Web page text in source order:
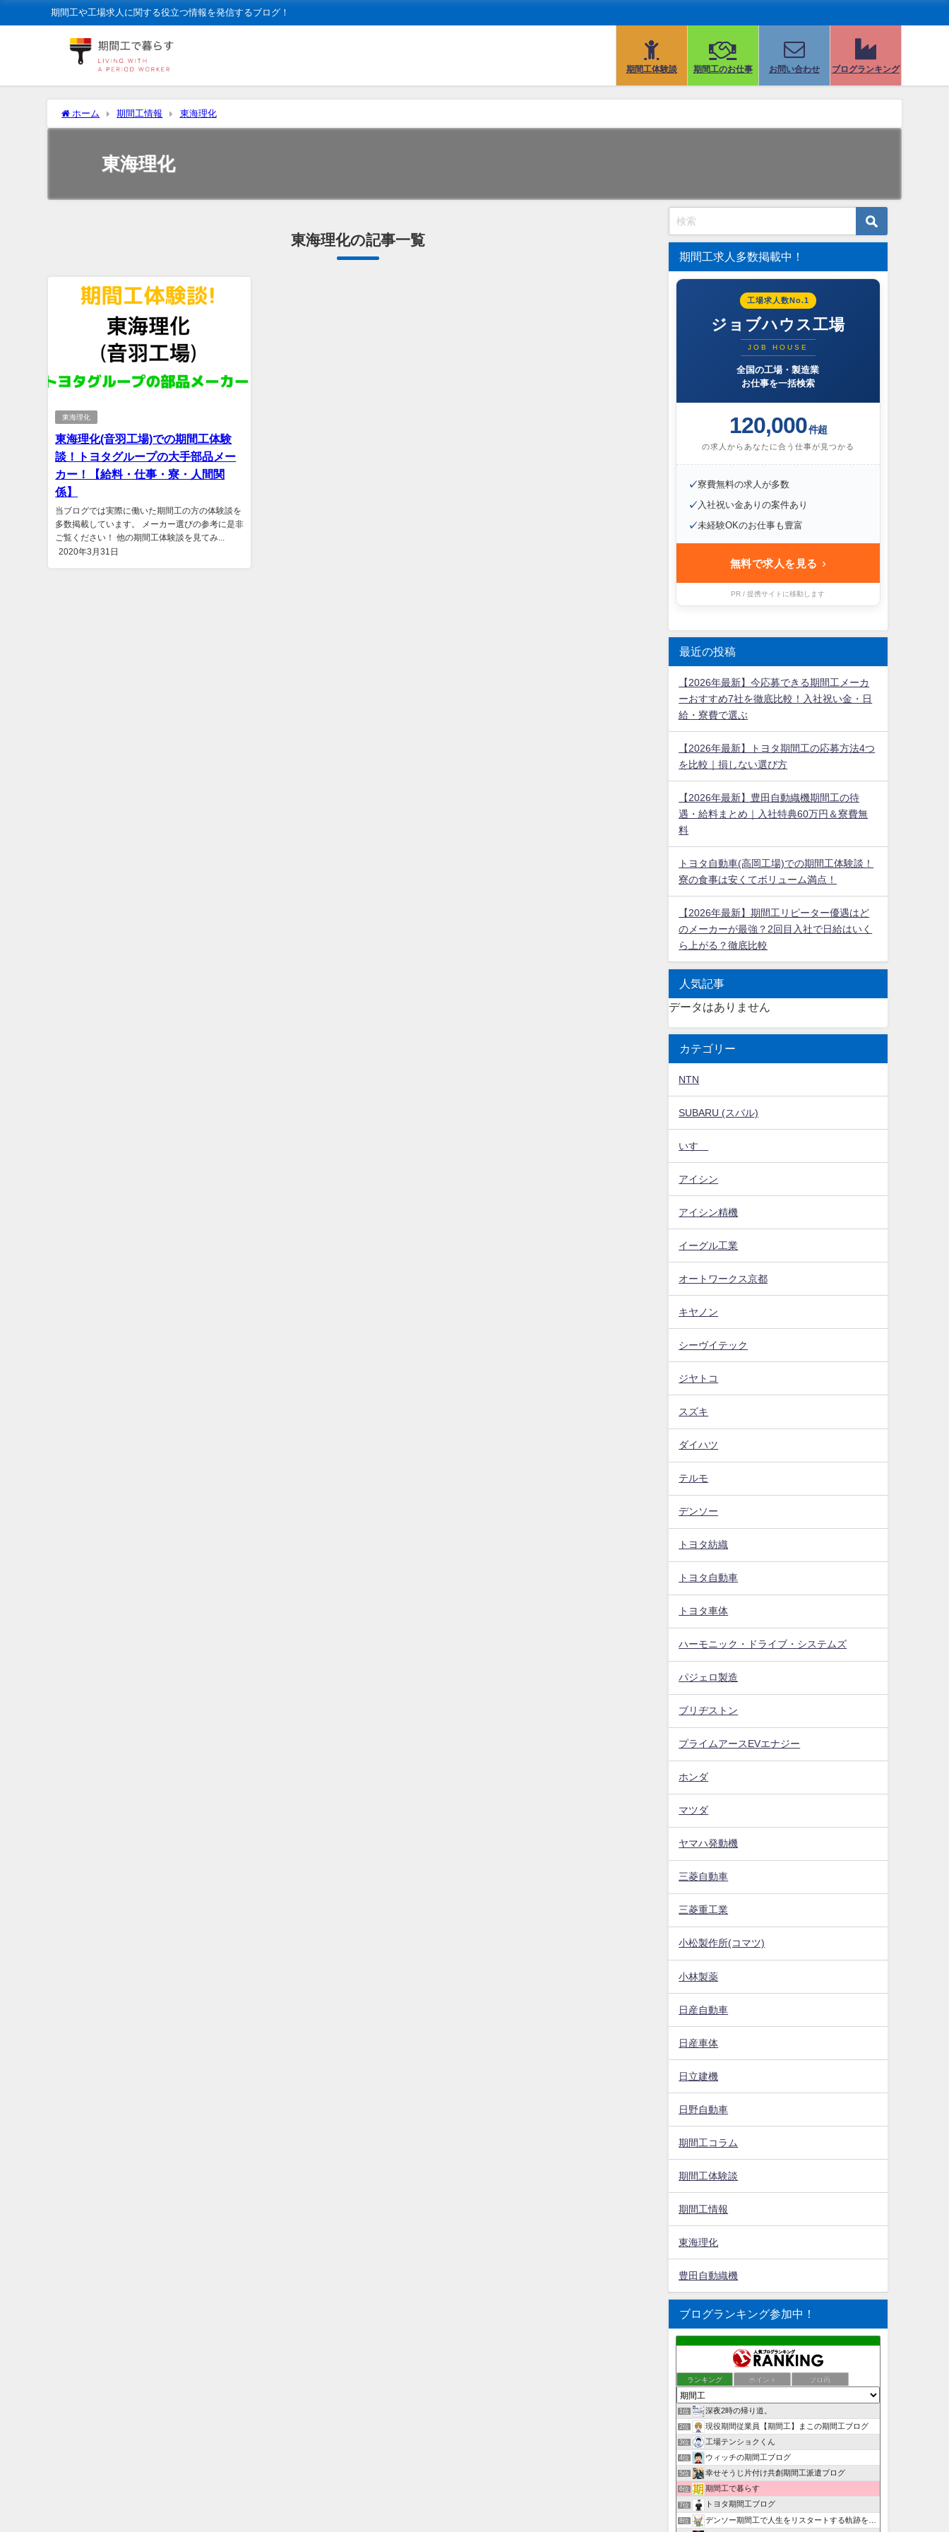
期間工や工場求人に関する役立つ情報を発信するブログ！
期間工体験談 期間工のお仕事 お問い合わせ ブログランキング
ホーム 期間工情報 東海理化
東海理化
東海理化の記事一覧
東海理化
東海理化(音羽工場)での期間工体験
談！トヨタグループの大手部品メー
カー！【給料・仕事・寮・人間関
係】
当ブログでは実際に働いた期間工の方の体験談を
多数掲載しています。 メーカー選びの参考に是非
ご覧ください！ 他の期間工体験談を見てみ...
2020年3月31日
期間工求人多数掲載中！
工場求人数No.1
ジョブハウス工場
JOB HOUSE
全国の工場・製造業
お仕事を一括検索
120,000件超
の求人からあなたに合う仕事が見つかる
✓寮費無料の求人が多数
✓ 入社祝い金ありの案件あり
✓未経験OKのお仕事も豊富
無料で求人を見る ›
PR / 提携サイトに移動します
最近の投稿
【2026年最新】今応募できる期間工メーカ
ーおすすめ7社を徹底比較！入社祝い金・日
給・寮費で選ぶ
【2026年最新】トヨタ期間工の応募方法4つ
を比較｜損しない選び方
【2026年最新】豊田自動織機期間工の待
遇・給料まとめ｜入社特典60万円＆寮費無
料
トヨタ自動車(高岡工場)での期間工体験談！
寮の食事は安くてボリューム満点！
【2026年最新】期間工リピーター優遇はど
のメーカーが最強？2回目入社で日給はいく
ら上がる？徹底比較
人気記事
データはありません
カテゴリー
NTN
SUBARU (スバル)
いすゞ
アイシン
アイシン精機
イーグル工業
オートワークス京都
キヤノン
シーヴイテック
ジヤトコ
スズキ
ダイハツ
テルモ
デンソー
トヨタ紡織
トヨタ自動車
トヨタ車体
ハーモニック・ドライブ・システムズ
パジェロ製造
ブリヂストン
プライムアースEVエナジー
ホンダ
マツダ
ヤマハ発動機
三菱自動車
三菱重工業
小松製作所(コマツ)
小林製薬
日産自動車
日産車体
日立建機
日野自動車
期間工コラム
期間工体験談
期間工情報
東海理化
豊田自動織機
ブログランキング参加中！
ランキング ポイント ブロ画
1位 深夜2時の帰り道。
2位 現役期間従業員【期間工】まこの期間工ブログ
3位 工場テンショクくん
4位 ウィッチの期間工ブログ
5位 幸せそうじ片付け共創期間工派遣ブログ
6位 期間工で暮らす
7位 トヨタ期間工ブログ
8位
デンソー期間工で人生をリスタートする軌跡を目撃せよ！